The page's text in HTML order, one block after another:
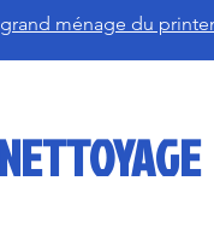
ménage du